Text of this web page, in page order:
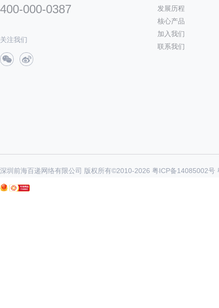
400-000-0387
关注我们
发展历程
核心产品
加入我们
联系我们
深圳前海百递网络有限公司 版权所有©2010-2026 粤ICP备14085002号